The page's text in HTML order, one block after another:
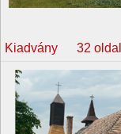
Kiadvány 32 oldal